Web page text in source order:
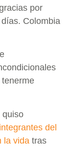
por
Colombia
tenerme
quiso
del
la vida tras